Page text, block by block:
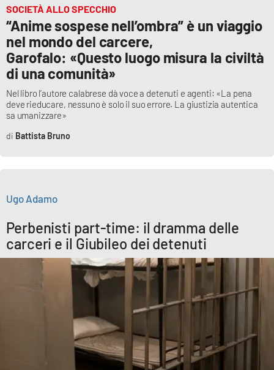
Buona Sanità Calabria
LA
CALABRIAVISIONE
Destinazioni
Eventi
LAC
NETWORK
Lacplay.it
Lacitymag.it
SOCIETÀ ALLO SPECCHIO
“Anime sospese nell’ombra” è un viaggio
nel mondo del carcere,
Garofalo: «Questo luogo misura la civiltà
di una comunità»
Nel libro l’autore calabrese dà voce a detenuti e agenti: «La pena
deve rieducare, nessuno è solo il suo errore. La giustizia autentica
sa umanizzare»
Battista Bruno
Perbenisti part-time: il dramma delle
carceri e il Giubileo dei detenuti
Ugo Adamo